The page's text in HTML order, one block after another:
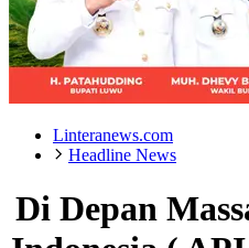
Linteranews.com
Headline News
Di Depan